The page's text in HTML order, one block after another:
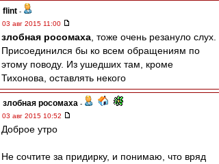
flint -
03 авг 2015 11:00
злобная росомаха , тоже очень резануло слух.
Присоединился бы ко всем обращениям по
этому поводу. Из ушедших там, кроме
Тихонова, оставлять некого
злобная росомаха -
03 авг 2015 10:52
Доброе утро
Не сочтите за придирку, и понимаю, что вряд